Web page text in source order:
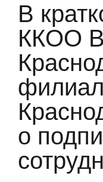
В
ККОО
о